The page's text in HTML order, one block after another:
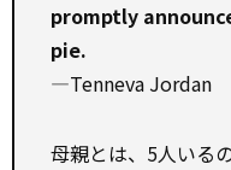
promptly
pie.
—Tenneva Jordan
母親とは、5人いる